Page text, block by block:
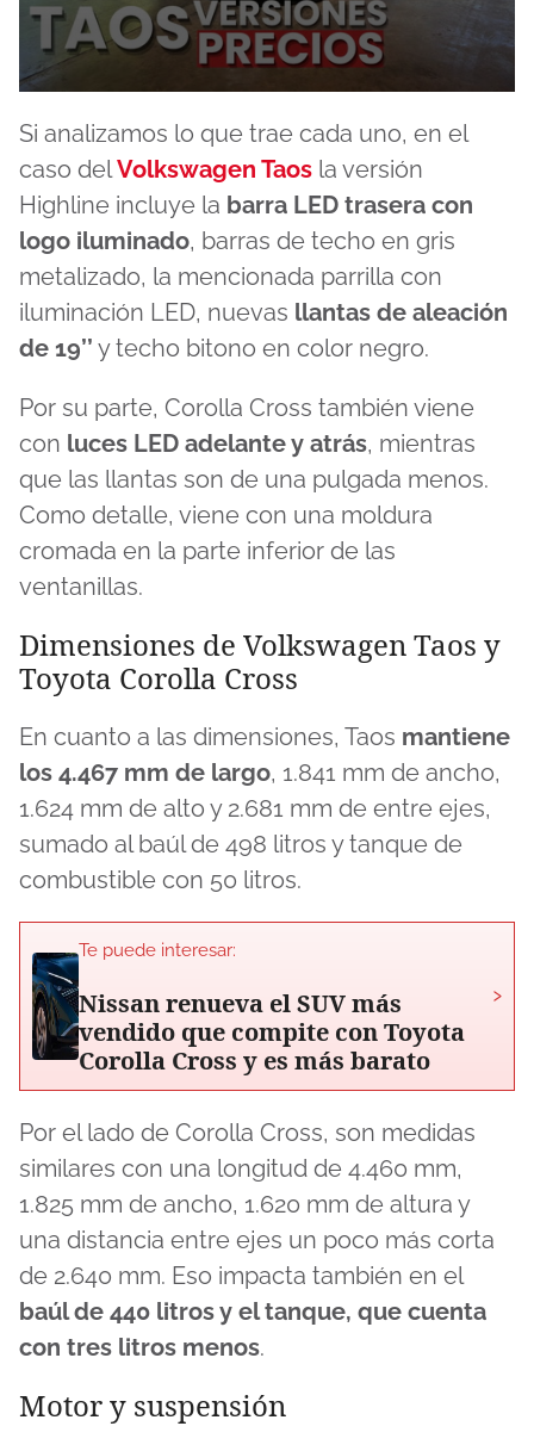
of
minutes,
19
seconds
Si analizamos lo que trae cada uno, en el
caso delVolkswagen Taos la versión
Highline incluye la barra LED trasera con
logo iluminado, barras de techo en gris
metalizado, la mencionada parrilla con
iluminación LED, nuevas llantas de aleación
de 19’’ y techo bitono en color negro.
Por su parte, Corolla Cross también viene
con luces LED adelante y atrás, mientras
que las llantas son de una pulgada menos.
Como detalle, viene con una moldura
cromada en la parte inferior de las
ventanillas.
Dimensiones de Volkswagen Taos y
Toyota Corolla Cross
En cuanto a las dimensiones, Taos mantiene
los 4.467 mm de largo, 1.841 mm de ancho,
1.624 mm de alto y 2.681 mm de entre ejes,
sumado al baúl de 498 litros y tanque de
combustible con 50 litros.
Te puede interesar:
Nissan renueva el SUV más
vendido que compite con Toyota
Corolla Cross y es más barato
›
Por el lado de Corolla Cross, son medidas
similares con una longitud de 4.460 mm,
1.825 mm de ancho, 1.620 mm de altura y
una distancia entre ejes un poco más corta
de 2.640 mm. Eso impacta también en el
baúl de 440 litros y el tanque, que cuenta
con tres litros menos.
Motor y suspensión